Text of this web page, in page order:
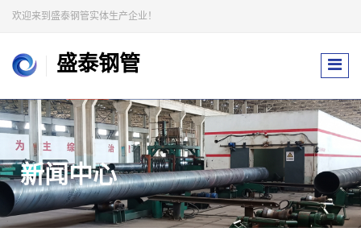
欢迎来到盛泰钢管实体生产企业！
盛泰钢管
新闻中心